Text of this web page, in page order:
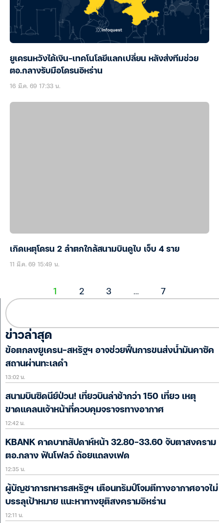
ยูเครนหวังได้เงิน-เทคโนโลยีแลกเปลี่ยน หลังส่งทีมช่วย
ตอ.กลางรับมือโดรนอิหร่าน
16 มี.ค. 69 17:33 น.
เกิดเหตุโดรน 2 ลำตกใกล้สนามบินดูไบ เจ็บ 4 ราย
11 มี.ค. 69 15:49 น.
1 2 3 … 7
ข่าวล่าสุด
ข้อตกลงยูเครน-สหรัฐฯ อาจช่วยฟื้นการขนส่งน้ำมันคาซัค
สถานผ่านทะเลดำ
13:02 น.
สนามบินซิดนีย์ป่วน! เที่ยวบินล่าช้ากว่า 150 เที่ยว เหตุ
ขาดแคลนเจ้าหน้าที่ควบคุมจราจรทางอากาศ
12:42 น.
KBANK คาดบาทสัปดาห์หน้า 32.80-33.60 จับตาสงคราม
ตอ.กลาง ฟันโฟลว์ ถ้อยแถลงเฟด
12:35 น.
ผู้บัญชาการทหารสหรัฐฯ เตือนทรัมป์โจมตีทางอากาศอาจไม่
บรรลุเป้าหมาย แนะหาทางยุติสงครามอิหร่าน
12:11 น.